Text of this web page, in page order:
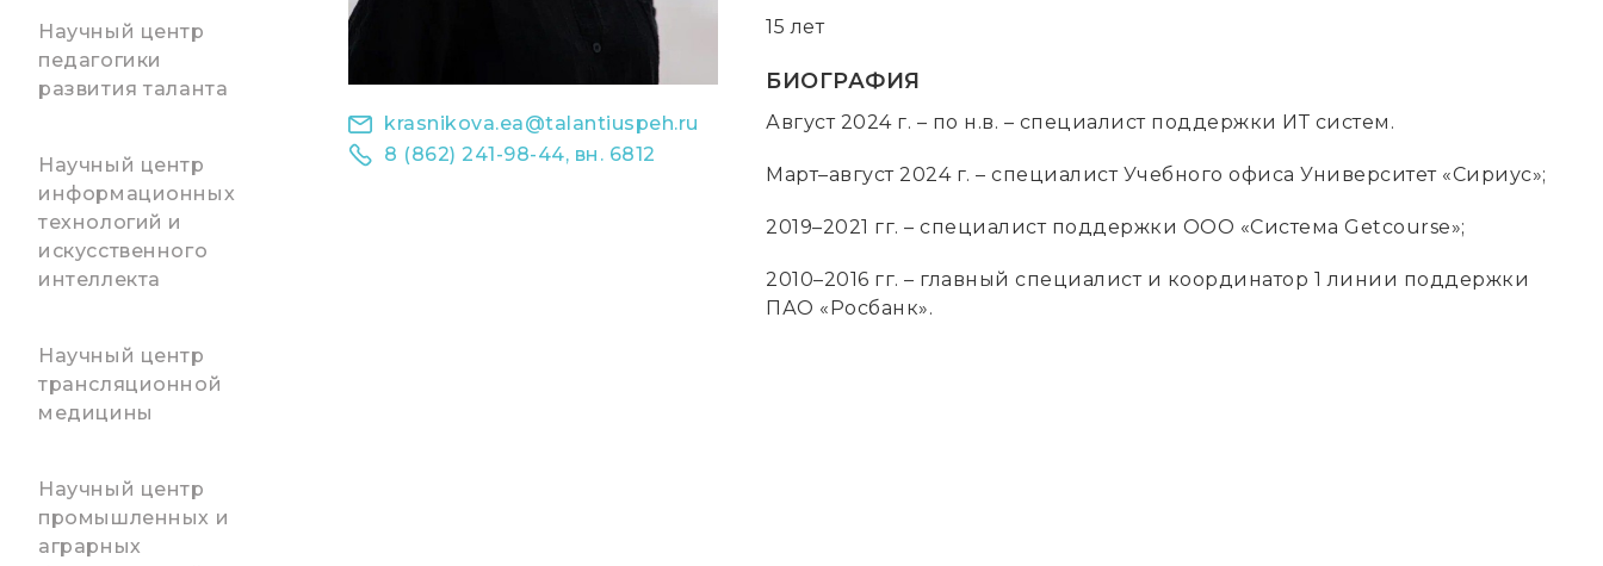
Научный центр
педагогики
развития таланта
Научный центр
информационных
технологий и
искусственного
интеллекта
Научный центр
трансляционной
медицины
Научный центр
промышленных и
аграрных
krasnikova.ea@talantiuspeh.ru
8 (862) 241-98-44, вн. 6812
15 лет
БИОГРАФИЯ
Август 2024 г. – по н.в. – специалист поддержки ИТ систем.
Март–август 2024 г. – специалист Учебного офиса Университет «Сириус»;
2019–2021 гг. – специалист поддержки ООО «Система Getсourse»;
2010–2016 гг. – главный специалист и координатор 1 линии поддержки
ПАО «Росбанк».